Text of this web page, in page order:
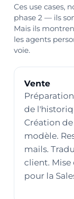
Ces use cases,
phase 2 — ils
Mais ils
les agents
voie.
Vente
de
Création
modèle.
mails.
client. Mise
pour la